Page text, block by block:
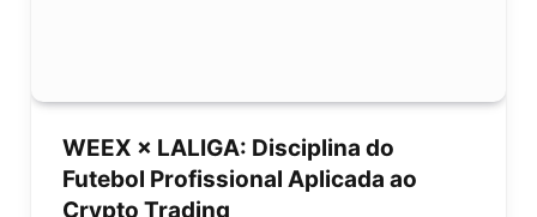
WEEX × LALIGA: Disciplina do
Futebol Profissional Aplicada ao
Crypto Trading